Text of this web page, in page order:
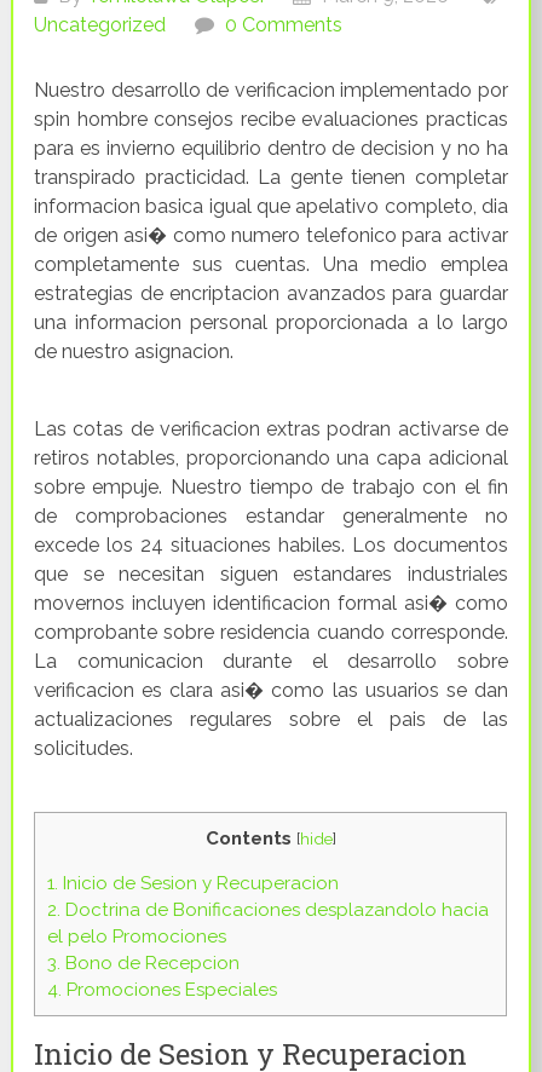
Uncategorized
0 Comments
Nuestro desarrollo de verificacion implementado por
spin hombre consejos recibe evaluaciones practicas
para es invierno equilibrio dentro de decision y no ha
transpirado practicidad. La gente tienen completar
informacion basica igual que apelativo completo, dia
de origen asi� como numero telefonico para activar
completamente sus cuentas. Una medio emplea
estrategias de encriptacion avanzados para guardar
una informacion personal proporcionada a lo largo
de nuestro asignacion.
Las cotas de verificacion extras podran activarse de
retiros notables, proporcionando una capa adicional
sobre empuje. Nuestro tiempo de trabajo con el fin
de comprobaciones estandar generalmente no
excede los 24 situaciones habiles. Los documentos
que se necesitan siguen estandares industriales
movernos incluyen identificacion formal asi� como
comprobante sobre residencia cuando corresponde.
La comunicacion durante el desarrollo sobre
verificacion es clara asi� como las usuarios se dan
actualizaciones regulares sobre el pais de las
solicitudes.
Contents [hide]
1. Inicio de Sesion y Recuperacion
2. Doctrina de Bonificaciones desplazandolo hacia
el pelo Promociones
3. Bono de Recepcion
4. Promociones Especiales
Inicio de Sesion y Recuperacion